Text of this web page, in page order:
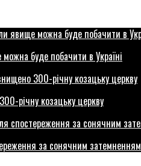
буде побачити в Україні
річну козацьку церкву
за сонячним затемненням